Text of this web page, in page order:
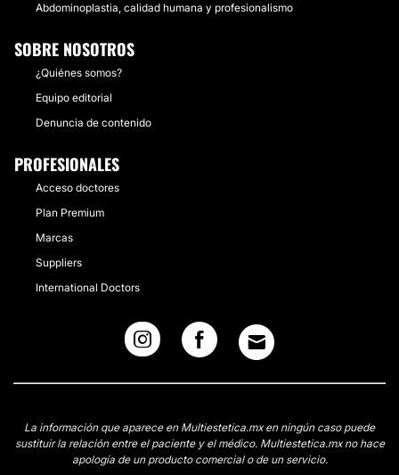
Abdominoplastia, calidad humana y profesionalismo
SOBRE NOSOTROS
¿Quiénes somos?
Equipo editorial
Denuncia de contenido
PROFESIONALES
Acceso doctores
Plan Premium
Marcas
Suppliers
International Doctors
La información que aparece en Multiestetica.mx en ningún caso puede
sustituir la relación entre el paciente y el médico. Multiestetica.mx no hace
apología de un producto comercial o de un servicio.